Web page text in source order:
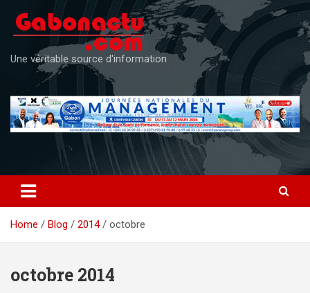
content
Une véritable source d'information
Home Blog 2014 octobre
octobre 2014